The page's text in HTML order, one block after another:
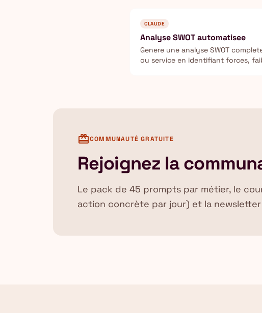
CLAUDE
Analyse SWOT automatisee
Genere une analyse SWOT
ou service en identifiant forces,
card_giftcardCOMMUNAUTÉ GRATUITE
Rejoignez la
Le pack de 45 prompts par métier, le
action concrète par jour) et la